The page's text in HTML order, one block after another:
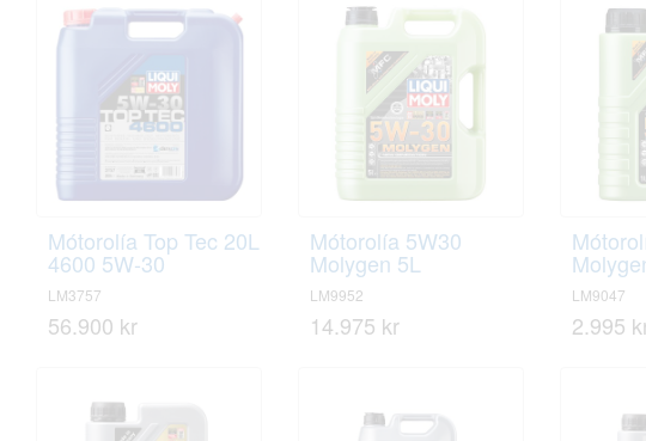
Mótorolía Top Tec 20L
4600 5W-30
LM3757
56.900 kr
Mótorolía 5W30
Molygen 5L
LM9952
14.975 kr
LM9047
2.995